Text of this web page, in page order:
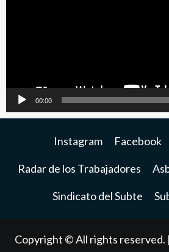
00:00
Instagram Facebook
Radar de los Trabajadores
Sindicato del Subte
Copyright © All rights reserved. |